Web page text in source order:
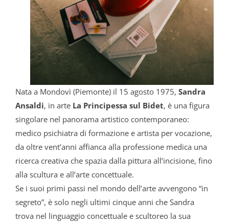
Nata a Mondovì (Piemonte) il 15 agosto 1975, Sandra
Ansaldi, in arte La Principessa sul Bidet, è una figura
singolare nel panorama artistico contemporaneo:
medico psichiatra di formazione e artista per vocazione,
da oltre vent’anni affianca alla professione medica una
ricerca creativa che spazia dalla pittura all’incisione, fino
alla scultura e all’arte concettuale.
Se i suoi primi passi nel mondo dell’arte avvengono “in
segreto”, è solo negli ultimi cinque anni che Sandra
trova nel linguaggio concettuale e scultoreo la sua